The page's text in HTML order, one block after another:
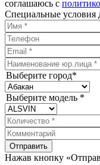
соглашаюсь с
Специальные условия
Выберите город*
Выберите модель *
Отправить
Нажав кнопку